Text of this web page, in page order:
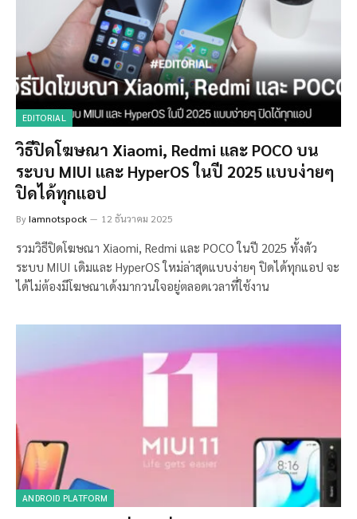
EDITORIAL
วิธีปิดโฆษณา Xiaomi, Redmi และ POCO บน
ระบบ MIUI และ HyperOS ในปี 2025 แบบง่ายๆ
ปิดได้ทุกแอป
ByIamnotspock 12 ธันวาคม 2025
รวมวิธีปิดโฆษณา Xiaomi, Redmi และ POCO ในปี 2025 ทั้งตัว
ระบบ MIUI เดิมและ HyperOS ใหม่ล่าสุดแบบง่ายๆ ปิดได้ทุกแอป จะ
ได้ไม่ต้องมีโฆษณาเด้งมากวนใจอยู่ตลอดเวลาที่ใช้งาน
ANDROID PLATFORM